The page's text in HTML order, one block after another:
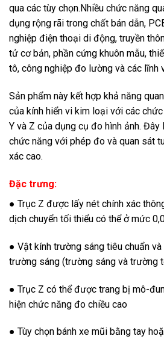
qua các tùy chọn.Nhiều chức năng
dụng rộng rãi trong chất bán dẫn,
nghiệp điện thoại di động, truyền
tử cơ bản, phần cứng khuôn mẫu,
tô, công nghiệp đo lường và các lĩnh
Sản phẩm này kết hợp khả năng
của kính hiển vi kim loại với các
Y và Z của dụng cụ đo hình ảnh.
chức năng với phép đo và quan sát
xác cao.
Đặc trưng:
● Trục Z được lấy nét chính xác
dịch chuyển tối thiểu có thể ở mức
● Vật kính trường sáng tiêu chuẩn
trường sáng (trường sáng và trường
● Trục Z có thể được trang bị mô-
hiện chức năng đo chiều cao
● Tùy chọn bánh xe mũi bằng tay